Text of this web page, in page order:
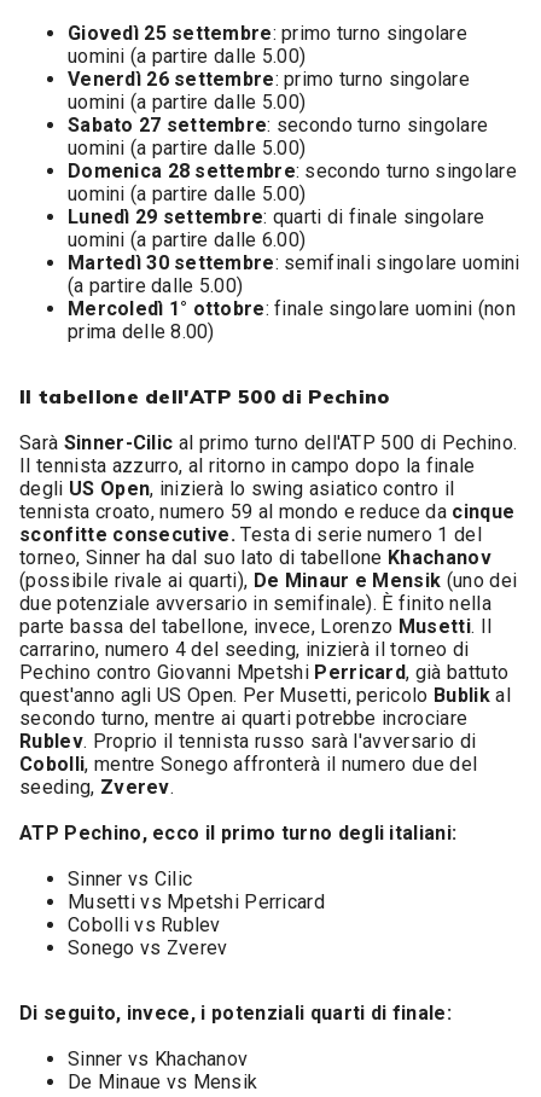
Giovedì 25 settembre: primo turno singolare
uomini (a partire dalle 5.00)
Venerdì 26 settembre: primo turno singolare
uomini (a partire dalle 5.00)
Sabato 27 settembre: secondo turno singolare
uomini (a partire dalle 5.00)
Domenica 28 settembre: secondo turno singolare
uomini (a partire dalle 5.00)
Lunedì 29 settembre: quarti di finale singolare
uomini (a partire dalle 6.00)
Martedì 30 settembre: semifinali singolare uomini
(a partire dalle 5.00)
Mercoledì 1° ottobre: finale singolare uomini (non
prima delle 8.00)
Il tabellone dell'ATP 500 di Pechino
Sarà Sinner-Cilic al primo turno dell'ATP 500 di Pechino.
Il tennista azzurro, al ritorno in campo dopo la finale
degli US Open, inizierà lo swing asiatico contro il
tennista croato, numero 59 al mondo e reduce da cinque
sconfitte consecutive. Testa di serie numero 1 del
torneo, Sinner ha dal suo lato di tabellone Khachanov
(possibile rivale ai quarti), De Minaur e Mensik (uno dei
due potenziale avversario in semifinale). È finito nella
parte bassa del tabellone, invece, Lorenzo Musetti. Il
carrarino, numero 4 del seeding, inizierà il torneo di
Pechino contro Giovanni Mpetshi Perricard, già battuto
quest'anno agli US Open. Per Musetti, pericolo Bublikal
secondo turno, mentre ai quarti potrebbe incrociare
Rublev. Proprio il tennista russo sarà l'avversario di
Cobolli, mentre Sonego affronterà il numero due del
seeding, Zverev.
ATP Pechino, ecco il primo turno degli italiani:
Sinner vs Cilic
Musetti vs Mpetshi Perricard
Cobolli vs Rublev
Sonego vs Zverev
Di seguito, invece, i potenziali quarti di finale:
Sinner vs Khachanov
De Minaue vs Mensik